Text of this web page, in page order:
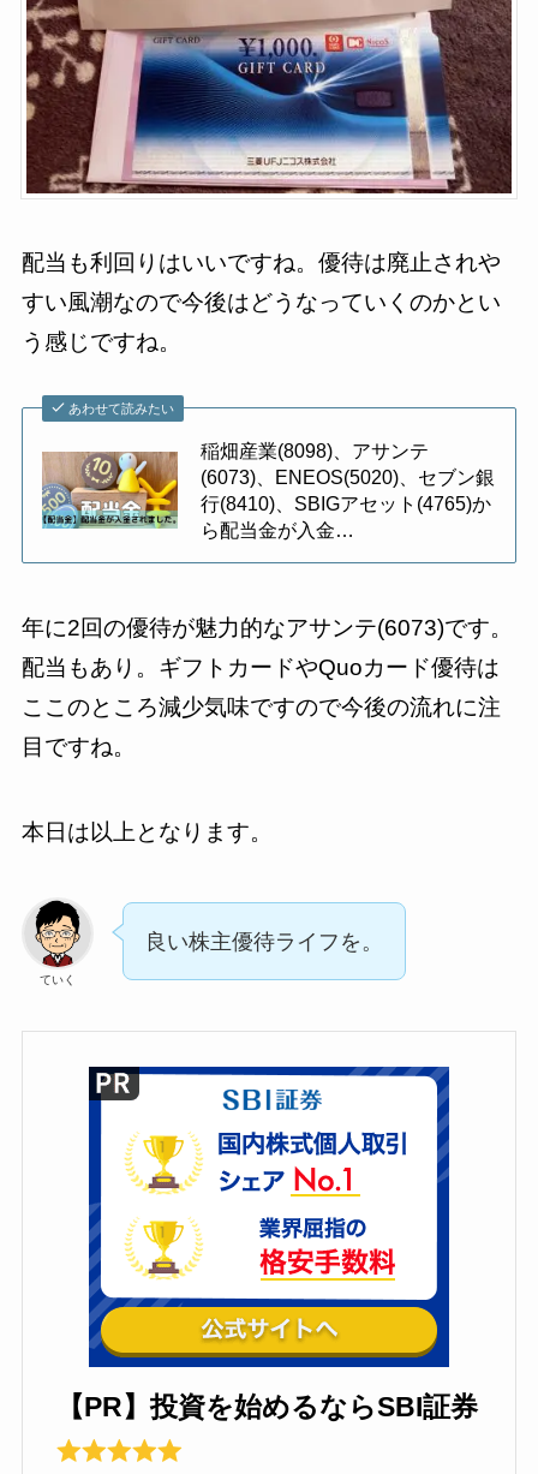
配当も利回りはいいですね。優待は廃止されや
すい風潮なので今後はどうなっていくのかとい
う感じですね。
あわせて読みたい
稲畑産業(8098)、アサンテ
(6073)、ENEOS(5020)、セブン銀
行(8410)、SBIGアセット(4765)か
ら配当金が入金…
年に2回の優待が魅力的なアサンテ(6073)です。
配当もあり。ギフトカードやQuoカード優待は
ここのところ減少気味ですので今後の流れに注
目ですね。
本日は以上となります。
ていく
良い株主優待ライフを。
【PR】投資を始めるならSBI証券